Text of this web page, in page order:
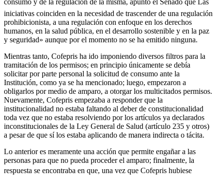
Telegram
iniciativas coinciden en la necesidad de trascender de una regulación
prohibicionista, a una regulación con enfoque en los derechos
humanos, en la salud pública, en el desarrollo sostenible y en la paz
y seguridad» aunque por el momento no se ha emitido ninguna.
Mientras tanto, Cofepris ha ido imponiendo diversos filtros para la
tramitación de los permisos; en principio únicamente se debía
solicitar por parte personal la solicitud de consumo ante la
Institución, como ya se ha mencionado; luego, empezaron a
obligarlos por medio de amparo, a otorgar los multicitados permisos.
Nuevamente, Cofepris empezaba a responder que la
institucionalidad no estaba faltando al deber de constitucionalidad
toda vez que no estaba resolviendo por los artículos ya declarados
inconstitucionales de la Ley General de Salud (artículo 235 y otros)
a pesar de que sí los estaba aplicando de manera indirecta o tácita.
Lo anterior es meramente una acción que permite engañar a las
personas para que no pueda proceder el amparo; finalmente, la
respuesta se encontraba en que, una vez que Cofepris hubiese